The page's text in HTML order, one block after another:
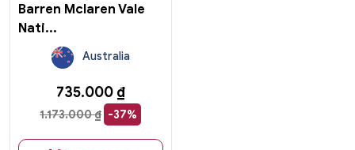
Barren Mclaren Vale
Nati...
Australia
1.173.000₫ -37%
735.000 ₫